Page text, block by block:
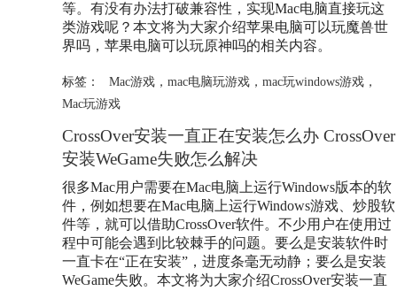
等。有没有办法打破兼容性，实现Mac电脑直接玩这
类游戏呢？本文将为大家介绍苹果电脑可以玩魔兽世
界吗，苹果电脑可以玩原神吗的相关内容。
标签： Mac游戏， mac电脑玩游戏， mac玩windows游戏，
Mac玩游戏
CrossOver安装一直正在安装怎么办 CrossOver
安装WeGame失败怎么解决
很多Mac用户需要在Mac电脑上运行Windows版本的软
件，例如想要在Mac电脑上运行Windows游戏、炒股软
件等，就可以借助CrossOver软件。不少用户在使用过
程中可能会遇到比较棘手的问题。要么是安装软件时
一直卡在“正在安装”，进度条毫无动静；要么是安装
WeGame失败。本文将为大家介绍CrossOver安装一直